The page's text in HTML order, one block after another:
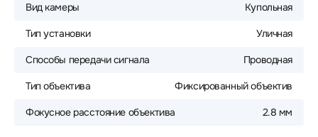
Вид камеры Купольная
Тип установки Уличная
Способы передачи сигнала Проводная
Тип объектива Фиксированный объектив
Фокусное расстояние объектива 2.8 мм